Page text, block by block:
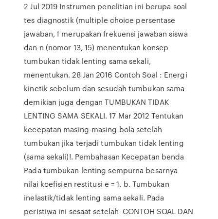
2 Jul 2019 Instrumen penelitian ini berupa soal
tes diagnostik (multiple choice persentase
jawaban, f merupakan frekuensi jawaban siswa
dan n (nomor 13, 15) menentukan konsep
tumbukan tidak lenting sama sekali,
menentukan. 28 Jan 2016 Contoh Soal : Energi
kinetik sebelum dan sesudah tumbukan sama
demikian juga dengan TUMBUKAN TIDAK
LENTING SAMA SEKALI. 17 Mar 2012 Tentukan
kecepatan masing-masing bola setelah
tumbukan jika terjadi tumbukan tidak lenting
(sama sekali)!. Pembahasan Kecepatan benda
Pada tumbukan lenting sempurna besarnya
nilai koefisien restitusi e = 1. b. Tumbukan
inelastik/tidak lenting sama sekali. Pada
peristiwa ini sesaat setelah CONTOH SOAL DAN